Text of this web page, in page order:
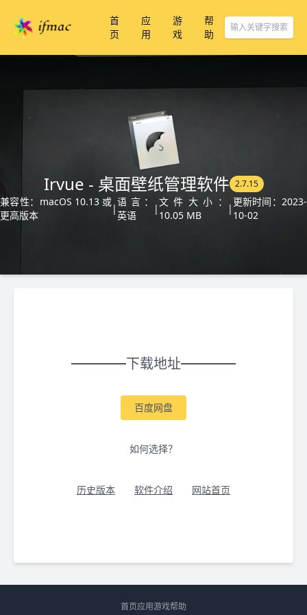
首
页
应
用
游
戏
帮
助
Irvue - 桌面壁纸管理软件 2.7.15
兼容性：macOS 10.13 或
更高版本
|
语言：
英语
|
文件大小：
10.05 MB
|
更新时间：2023-
10-02
下载地址
百度网盘
如何选择？
历史版本 软件介绍 网站首页
首页应用游戏帮助